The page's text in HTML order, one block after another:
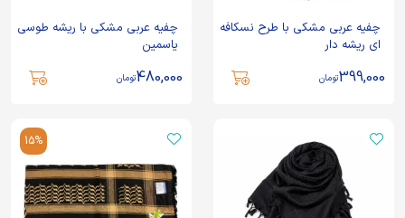
چفیه عربی مشکی با طرح نسکافه
ای ریشه دار
399,000تومان
چفیه عربی مشکی با ریشه طوسی
یاسمین
480,000تومان
15%